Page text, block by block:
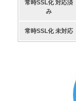
常時SSL化 対応済
み
常時SSL化 未対応